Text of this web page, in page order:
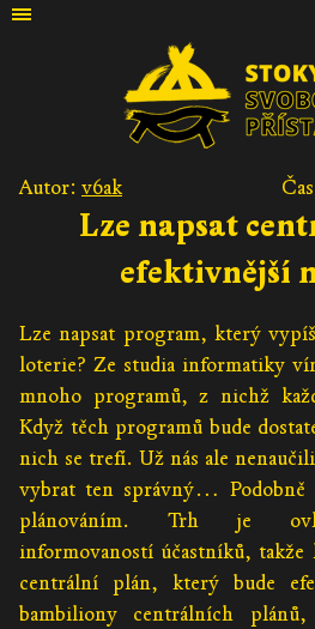
Autor: v6ak
Lze napsat
efektivnější
Lze napsat program, který
loterie? Ze studia informatiky
mnoho programů, z nichž
Když těch programů bude
nich se trefí. Už nás ale
vybrat ten správný…
plánováním. Trh je
informovaností účastníků, takže
centrální plán, který bude
bambiliony centrálních